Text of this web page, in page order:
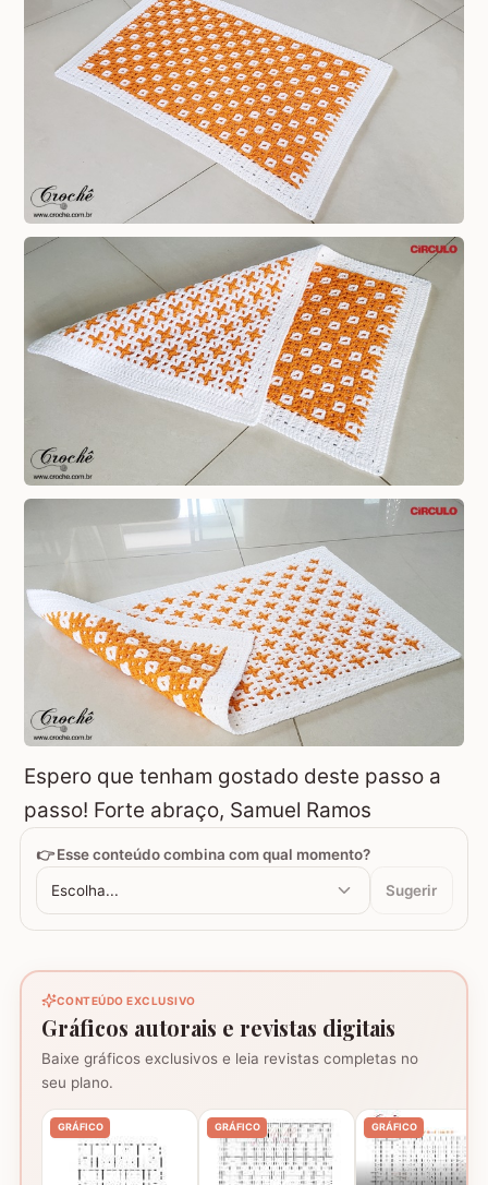
Espero que tenham gostado deste passo a
passo! Forte abraço, Samuel Ramos
👉 Esse conteúdo combina com qual momento?
Escolha... Sugerir
CONTEÚDO EXCLUSIVO
Gráficos autorais e revistas digitais
Baixe gráficos exclusivos e leia revistas completas no
seu plano.
GRÁFICO GRÁFICO GRÁFICO